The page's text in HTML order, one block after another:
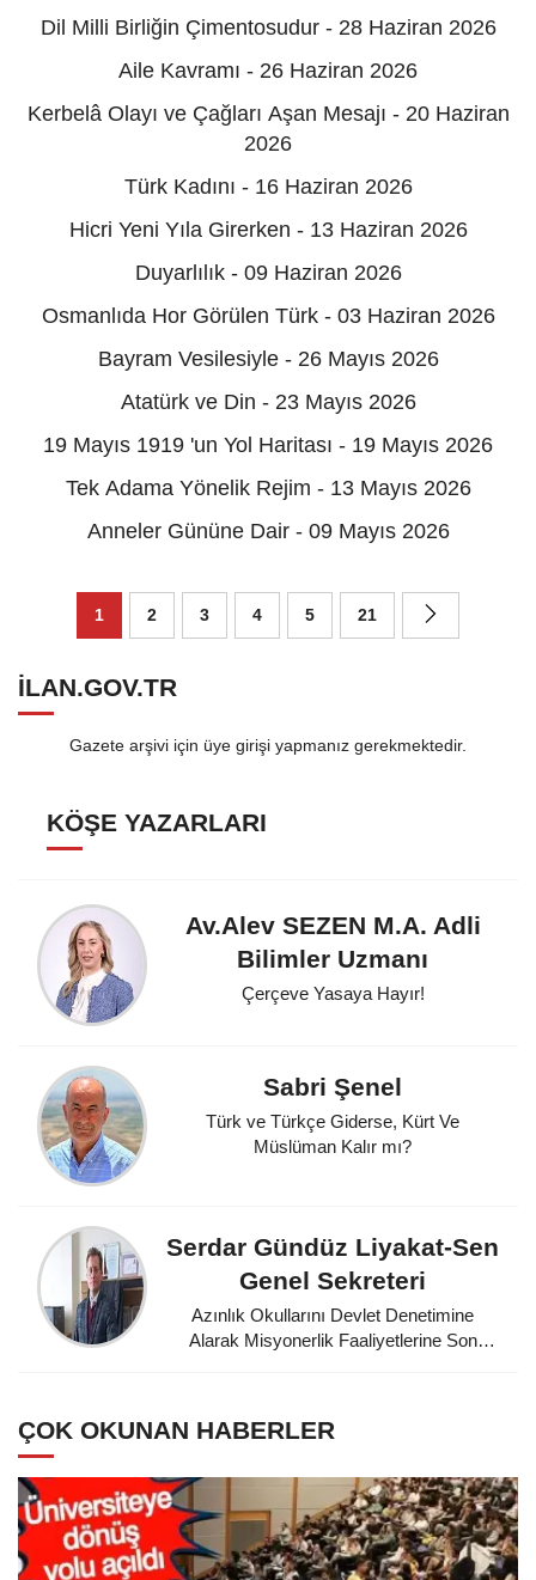
Dil Milli Birliğin Çimentosudur - 28 Haziran 2026
Aile Kavramı - 26 Haziran 2026
Kerbelâ Olayı ve Çağları Aşan Mesajı - 20 Haziran
2026
Türk Kadını - 16 Haziran 2026
Hicri Yeni Yıla Girerken - 13 Haziran 2026
Duyarlılık - 09 Haziran 2026
Osmanlıda Hor Görülen Türk - 03 Haziran 2026
Bayram Vesilesiyle - 26 Mayıs 2026
Atatürk ve Din - 23 Mayıs 2026
19 Mayıs 1919 'un Yol Haritası - 19 Mayıs 2026
Tek Adama Yönelik Rejim - 13 Mayıs 2026
Anneler Gününe Dair - 09 Mayıs 2026
1 2 3 4 5 21
ILAN.GOV.TR
Gazete arşivi için üye girişi yapmanız gerekmektedir.
KÖŞE YAZARLARI
Av.Alev SEZEN M.A. Adli
Bilimler Uzmanı
Çerçeve Yasaya Hayır!
Sabri Şenel
Türk ve Türkçe Giderse, Kürt Ve
Müslüman Kalır mı?
Serdar Gündüz Liyakat-Sen
Genel Sekreteri
Azınlık Okullarını Devlet Denetimine
Alarak Misyonerlik Faaliyetlerine Son
ÇOK OKUNAN HABERLER